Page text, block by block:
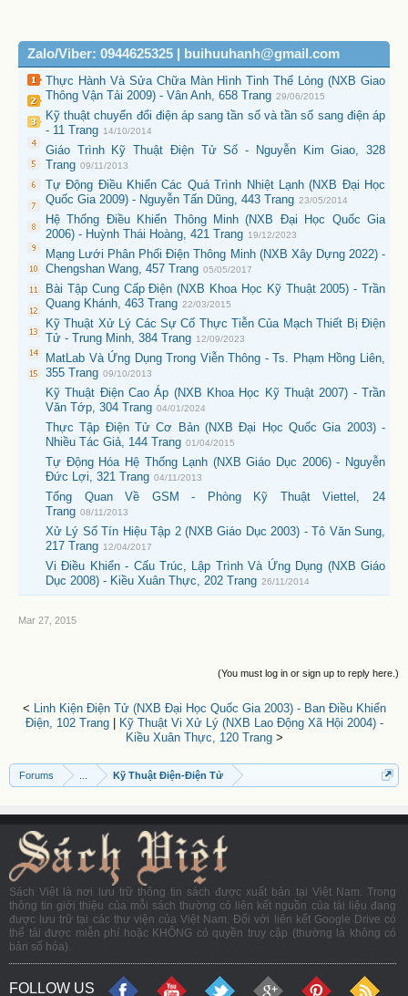
Zalo/Viber: 0944625325 | buihuuhanh@gmail.com
Thực Hành Và Sửa Chữa Màn Hình Tinh Thể Lỏng (NXB Giao
Thông Vận Tải 2009) - Vân Anh, 658 Trang 29/06/2015
Kỹ thuật chuyển đổi điện áp sang tần số và tần số sang điện áp
- 11 Trang 14/10/2014
Giáo Trình Kỹ Thuật Điện Tử Số - Nguyễn Kim Giao, 328
Trang 09/11/2013
Tự Động Điều Khiển Các Quá Trình Nhiệt Lạnh (NXB Đại Học
Quốc Gia 2009) - Nguyễn Tấn Dũng, 443 Trang 23/05/2014
Hệ Thống Điều Khiển Thông Minh (NXB Đại Học Quốc Gia
2006) - Huỳnh Thái Hoàng, 421 Trang 19/12/2023
Mạng Lưới Phân Phối Điện Thông Minh (NXB Xây Dựng 2022) -
Chengshan Wang, 457 Trang 05/05/2017
Bài Tập Cung Cấp Điện (NXB Khoa Học Kỹ Thuật 2005) - Trần
Quang Khánh, 463 Trang 22/03/2015
Kỹ Thuật Xử Lý Các Sự Cố Thực Tiễn Của Mạch Thiết Bị Điện
Tử - Trung Minh, 384 Trang 12/09/2023
MatLab Và Ứng Dụng Trong Viễn Thông - Ts. Phạm Hồng Liên,
355 Trang 09/10/2013
Kỹ Thuật Điện Cao Áp (NXB Khoa Học Kỹ Thuật 2007) - Trần
Văn Tớp, 304 Trang 04/01/2024
Thực Tập Điện Tử Cơ Bản (NXB Đại Học Quốc Gia 2003) -
Nhiều Tác Giả, 144 Trang 01/04/2015
Tự Động Hóa Hệ Thống Lạnh (NXB Giáo Dục 2006) - Nguyễn
Đức Lợi, 321 Trang 04/11/2013
Tổng Quan Về GSM - Phòng Kỹ Thuật Viettel, 24
Trang 08/11/2013
Xử Lý Số Tín Hiệu Tập 2 (NXB Giáo Dục 2003) - Tô Văn Sung,
217 Trang 12/04/2017
Vi Điều Khiển - Cấu Trúc, Lập Trình Và Ứng Dụng (NXB Giáo
Dục 2008) - Kiều Xuân Thực, 202 Trang 26/11/2014
Mar 27, 2015
(You must log in or sign up to reply here.)
< Linh Kiện Điện Tử (NXB Đại Học Quốc Gia 2003) - Ban Điều Khiển
Điện, 102 Trang|
Kỹ Thuật Vi Xử Lý (NXB Lao Động Xã Hội 2004) -
Kiều Xuân Thực, 120 Trang>
Forums Kỹ Thuật Điện-Điện Tử
Sách Việt là nơi lưu trữ thông tin sách được xuất bản tại Việt Nam. Trong
thông tin giới thiệu của mỗi sách thường có liên kết nguồn của tài liệu đang
được lưu trữ tại các thư viện của Việt Nam. Đối với liên kết Google Drive có
thể tải được miễn phí hoặc KHÔNG có quyền truy cập (thường là không có
bản số hóa).
FOLLOW US